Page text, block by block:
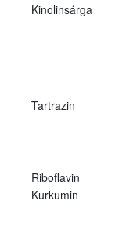
Kinolinsárga
Tartrazin
Riboflavin
Kurkumin